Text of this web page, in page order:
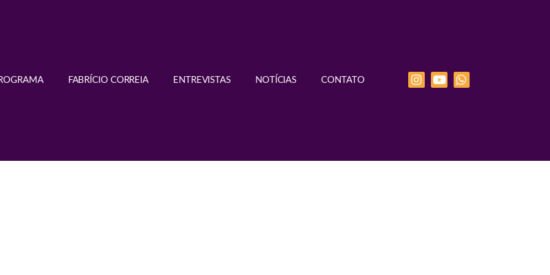
FABRÍCIO CORREIA ENTREVISTAS NOTÍCIAS CONTATO